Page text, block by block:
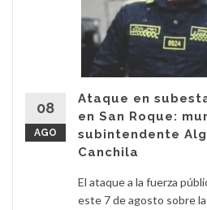
08
AGO
Ataque en
en San Roque:
subintendente
Canchila
El ataque a la fuerza
este 7 de agosto sobre